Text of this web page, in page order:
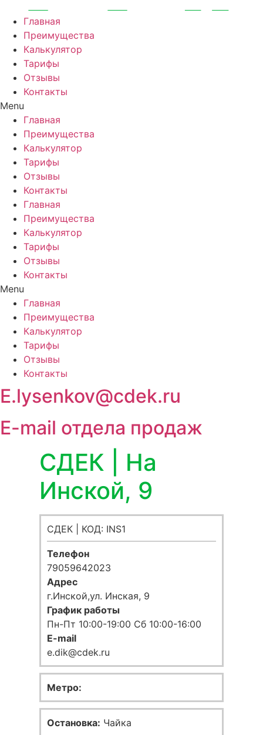
Перейти
содержимому
Главная
Преимущества
Калькулятор
Тарифы
Отзывы
Контакты
Menu
Главная
Преимущества
Калькулятор
Тарифы
Отзывы
Контакты
Главная
Преимущества
Калькулятор
Тарифы
Отзывы
Контакты
Menu
Главная
Преимущества
Калькулятор
Тарифы
Отзывы
Контакты
E.lysenkov@cdek.ru
E-mail отдела продаж
СДЕК | На
Инской, 9
СДЕК | КОД: INS1
Телефон
79059642023
Адрес
г.Инской,ул. Инская, 9
График работы
Пн-Пт 10:00-19:00 Сб 10:00-16:00
E-mail
e.dik@cdek.ru
Метро:
Остановка: Чайка